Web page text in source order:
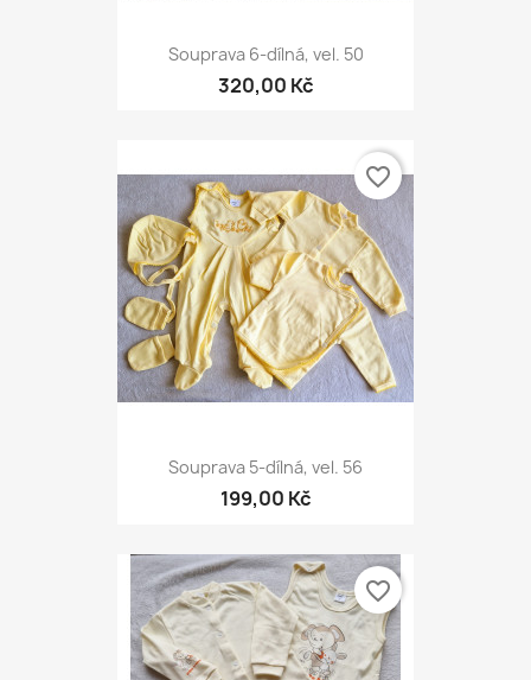
Souprava 6-dílná, vel. 50
320,00 Kč
Souprava 5-dílná, vel. 56
199,00 Kč
favorite_border
favorite_border